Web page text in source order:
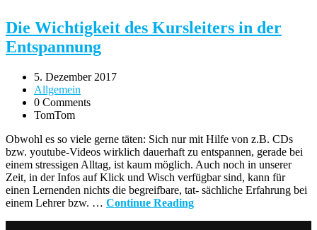
Die Wichtigkeit des Kursleiters in der
Entspannung
5. Dezember 2017
Allgemein
0 Comments
TomTom
Obwohl es so viele gerne täten: Sich nur mit Hilfe von z.B. CDs
bzw. youtube-Videos wirklich dauerhaft zu entspannen, gerade bei
einem stressigen Alltag, ist kaum möglich. Auch noch in unserer
Zeit, in der Infos auf Klick und Wisch verfügbar sind, kann für
einen Lernenden nichts die begreifbare, tat- sächliche Erfahrung bei
einem Lehrer bzw. … Continue Reading